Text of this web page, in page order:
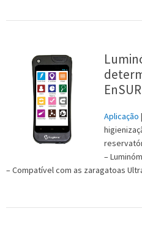
Aplicação
–
– Compatível com as zaragatoas